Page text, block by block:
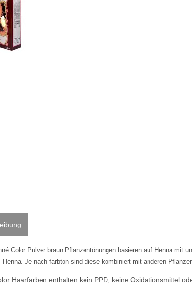
Color Pulver braun Pflanzentönungen basieren auf Henna mit
Henna. Je nach farbton sind diese kombiniert mit anderen
Haarfarben enthalten kein PPD, keine Oxidationsmittel